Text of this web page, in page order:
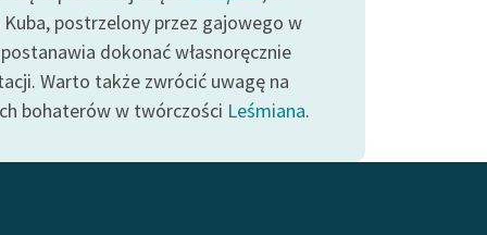
postrzelony przez gajowego w
dokonać własnoręcznie
Warto także zwrócić uwagę na
bohaterów w twórczości Leśmiana.